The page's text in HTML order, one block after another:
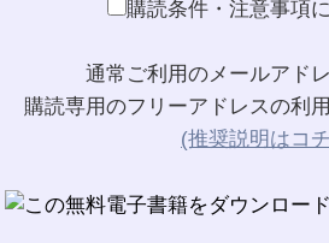
購読条件・注意事項
通常ご利用のメールアド
購読専用のフリーアドレスの利
(推奨説明はコ